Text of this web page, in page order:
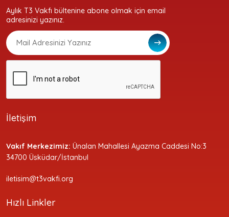
Aylık T3 Vakfı bültenine abone olmak için email
adresinizi yazınız.
İletişim
Vakıf Merkezimiz: Ünalan Mahallesi Ayazma Caddesi No:3
34700 Üsküdar/İstanbul
iletisim@t3vakfi.org
Hızlı Linkler